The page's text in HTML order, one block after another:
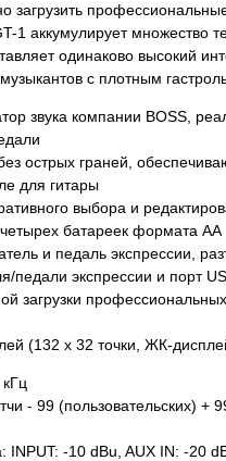
загрузить
1 аккумулирует множество
одинаково высокий
с плотным
звука компании BOSS,
острых граней,
для гитары
выбора и
батареек формата АА
и педаль экспрессии,
педали экспрессии и порт
загрузки
(132 х 32 точки, ЖК-
- 99 (пользовательских) +
-10 dBu, AUX IN: -20